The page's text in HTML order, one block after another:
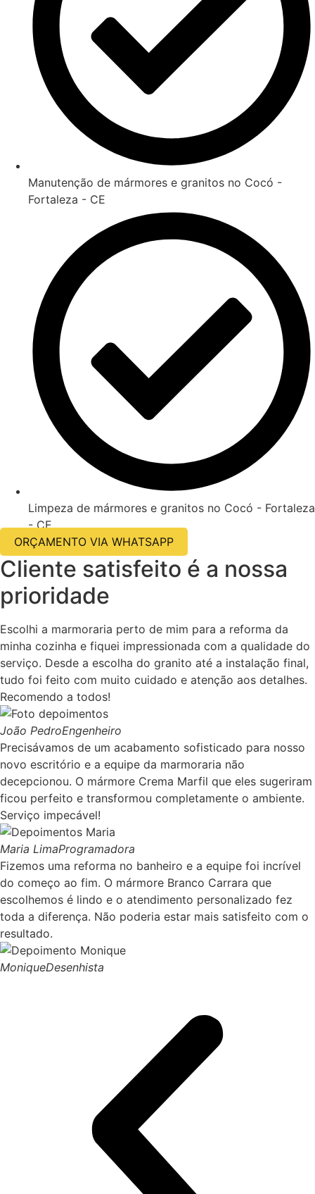
Manutenção de mármores e granitos no Cocó -
Fortaleza - CE
Limpeza de mármores e granitos no Cocó - Fortaleza
- CE
ORÇAMENTO VIA WHATSAPP
Cliente satisfeito é a nossa
prioridade
Escolhi a marmoraria perto de mim para a reforma da
minha cozinha e fiquei impressionada com a qualidade do
serviço. Desde a escolha do granito até a instalação final,
tudo foi feito com muito cuidado e atenção aos detalhes.
Recomendo a todos!
João PedroEngenheiro
Precisávamos de um acabamento sofisticado para nosso
novo escritório e a equipe da marmoraria não
decepcionou. O mármore Crema Marfil que eles sugeriram
ficou perfeito e transformou completamente o ambiente.
Serviço impecável!
Maria LimaProgramadora
Fizemos uma reforma no banheiro e a equipe foi incrível
do começo ao fim. O mármore Branco Carrara que
escolhemos é lindo e o atendimento personalizado fez
toda a diferença. Não poderia estar mais satisfeito com o
resultado.
MoniqueDesenhista